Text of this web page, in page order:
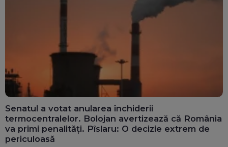
Senatul a votat anularea închiderii
termocentralelor. Bolojan avertizează că România
va primi penalități. Pîslaru: O decizie extrem de
periculoasă